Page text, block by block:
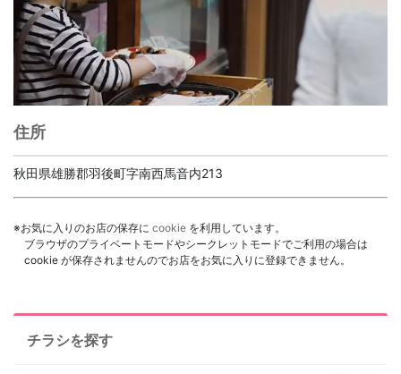
住所
秋田県雄勝郡羽後町字南西馬音内213
※お気に入りのお店の保存に cookie を利用しています。
ブラウザのプライベートモードやシークレットモードでご利用の場合は
cookie が保存されませんのでお店をお気に入りに登録できません。
チラシを探す